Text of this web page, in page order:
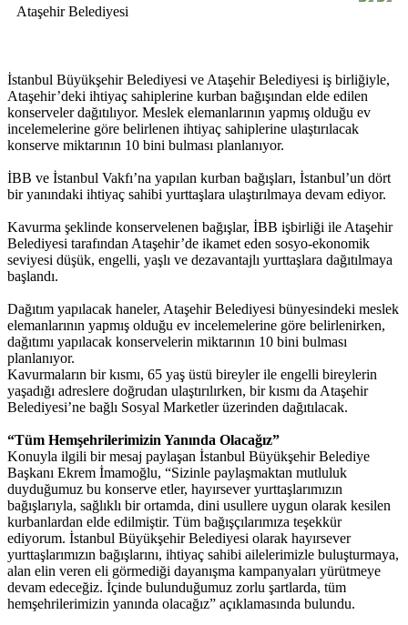
Ataşehir Belediyesi
İstanbul Büyükşehir Belediyesi ve Ataşehir Belediyesi iş birliğiyle,
Ataşehir’deki ihtiyaç sahiplerine kurban bağışından elde edilen
konserveler dağıtılıyor. Meslek elemanlarının yapmış olduğu ev
incelemelerine göre belirlenen ihtiyaç sahiplerine ulaştırılacak
konserve miktarının 10 bini bulması planlanıyor.
İBB ve İstanbul Vakfı’na yapılan kurban bağışları, İstanbul’un dört
bir yanındaki ihtiyaç sahibi yurttaşlara ulaştırılmaya devam ediyor.
Kavurma şeklinde konservelenen bağışlar, İBB işbirliği ile Ataşehir
Belediyesi tarafından Ataşehir’de ikamet eden sosyo-ekonomik
seviyesi düşük, engelli, yaşlı ve dezavantajlı yurttaşlara dağıtılmaya
başlandı.
Dağıtım yapılacak haneler, Ataşehir Belediyesi bünyesindeki meslek
elemanlarının yapmış olduğu ev incelemelerine göre belirlenirken,
dağıtımı yapılacak konservelerin miktarının 10 bini bulması
planlanıyor.
Kavurmaların bir kısmı, 65 yaş üstü bireyler ile engelli bireylerin
yaşadığı adreslere doğrudan ulaştırılırken, bir kısmı da Ataşehir
Belediyesi’ne bağlı Sosyal Marketler üzerinden dağıtılacak.
“Tüm Hemşehrilerimizin Yanında Olacağız”
Konuyla ilgili bir mesaj paylaşan İstanbul Büyükşehir Belediye
Başkanı Ekrem İmamoğlu, “Sizinle paylaşmaktan mutluluk
duyduğumuz bu konserve etler, hayırsever yurttaşlarımızın
bağışlarıyla, sağlıklı bir ortamda, dini usullere uygun olarak kesilen
kurbanlardan elde edilmiştir. Tüm bağışçılarımıza teşekkür
ediyorum. İstanbul Büyükşehir Belediyesi olarak hayırsever
yurttaşlarımızın bağışlarını, ihtiyaç sahibi ailelerimizle buluşturmaya,
alan elin veren eli görmediği dayanışma kampanyaları yürütmeye
devam edeceğiz. İçinde bulunduğumuz zorlu şartlarda, tüm
hemşehrilerimizin yanında olacağız” açıklamasında bulundu.